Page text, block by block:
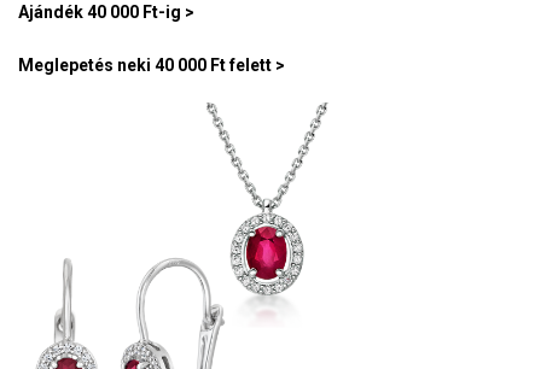
Ajándék 40 000 Ft-ig >
Meglepetés neki 40 000 Ft felett >